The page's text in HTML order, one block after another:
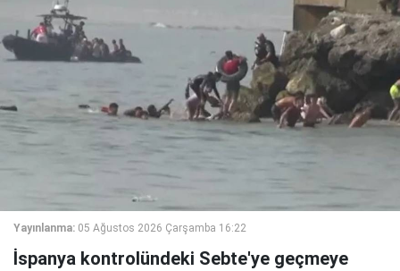
Yayınlanma: 05 Ağustos 2026 Çarşamba 16:22
İspanya kontrolündeki Sebte'ye geçmeye